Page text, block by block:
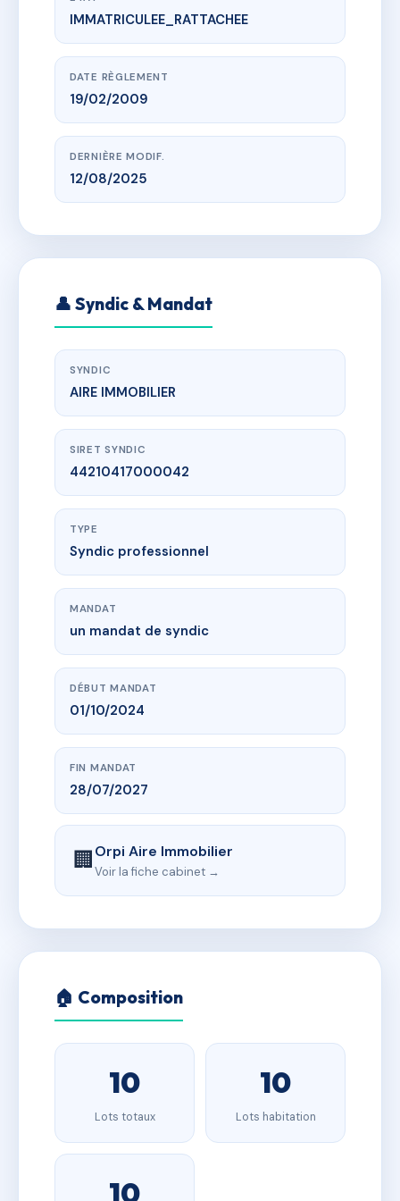
www.vme.plus/AE2070357
SYNDICAT DES COPROPRIETAIRES DU 6 BIS RUE DE
6 BIS RUE DE SILHAC
IMMATRICULEE_RATTACHEE
DATE RÈGLEMENT
19/02/2009
DERNIÈRE MODIF.
12/08/2025
👤 Syndic & Mandat
SYNDIC
AIRE IMMOBILIER
SIRET SYNDIC
44210417000042
TYPE
Syndic professionnel
MANDAT
un mandat de syndic
DÉBUT MANDAT
01/10/2024
FIN MANDAT
28/07/2027
🏢Orpi Aire Immobilier
Voir la fiche cabinet →
🏠 Composition
10
Lots totaux
10
Lots habitation
10